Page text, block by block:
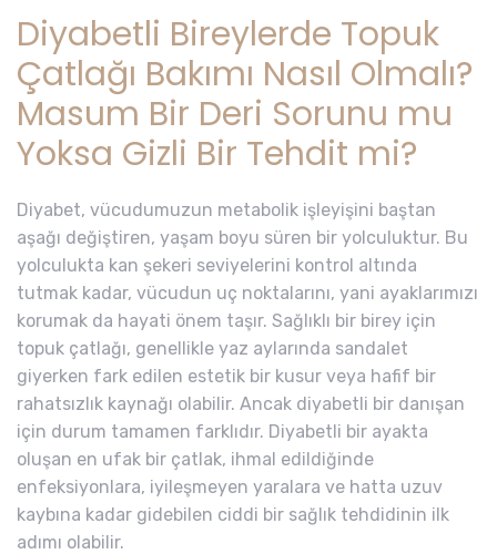
Diyabetli Bireylerde Topuk
Çatlağı Bakımı Nasıl Olmalı?
Masum Bir Deri Sorunu mu
Yoksa Gizli Bir Tehdit mi?
Diyabet, vücudumuzun metabolik işleyişini baştan
aşağı değiştiren, yaşam boyu süren bir yolculuktur. Bu
yolculukta kan şekeri seviyelerini kontrol altında
tutmak kadar, vücudun uç noktalarını, yani ayaklarımızı
korumak da hayati önem taşır. Sağlıklı bir birey için
topuk çatlağı, genellikle yaz aylarında sandalet
giyerken fark edilen estetik bir kusur veya hafif bir
rahatsızlık kaynağı olabilir. Ancak diyabetli bir danışan
için durum tamamen farklıdır. Diyabetli bir ayakta
oluşan en ufak bir çatlak, ihmal edildiğinde
enfeksiyonlara, iyileşmeyen yaralara ve hatta uzuv
kaybına kadar gidebilen ciddi bir sağlık tehdidinin ilk
adımı olabilir.